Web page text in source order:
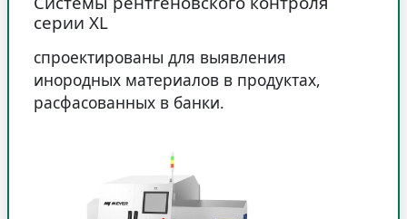
серии XL
спроектированы для выявления
инородных материалов в продуктах,
расфасованных в банки.